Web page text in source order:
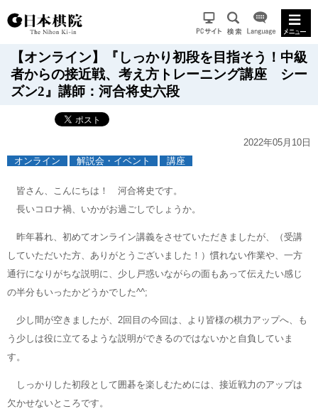
【オンライン】『しっかり初段を目指そう！中級
者からの接近戦、考え方トレーニング講座 シー
ズン2』講師：河合将史六段
2022年05月10日
オンライン
解説会・イベント 講座
皆さん、こんにちは！ 河合将史です。
長いコロナ禍、いかがお過ごしでしょうか。
昨年暮れ、初めてオンライン講義をさせていただきましたが、（受講
していただいた方、ありがとうございました！）慣れない作業や、一方
通行になりがちな説明に、少し戸惑いながらの面もあって伝えたい感じ
の半分もいったかどうかでした^^;
少し間が空きましたが、2回目の今回は、より皆様の棋力アップへ、も
う少しは役に立てるような説明ができるのではないかと自負していま
す。
しっかりした初段として囲碁を楽しむためには、接近戦力のアップは
欠かせないところです。